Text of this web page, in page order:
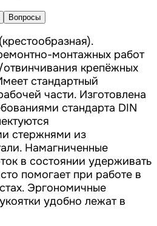
Вопросы
монтажных работ
крепёжных
стандартный
части. Изготовлена
стандарта DIN
стержнями из
Намагниченные
в состоянии удерживать
помогает при работе в
Эргономичные
удобно лежат в